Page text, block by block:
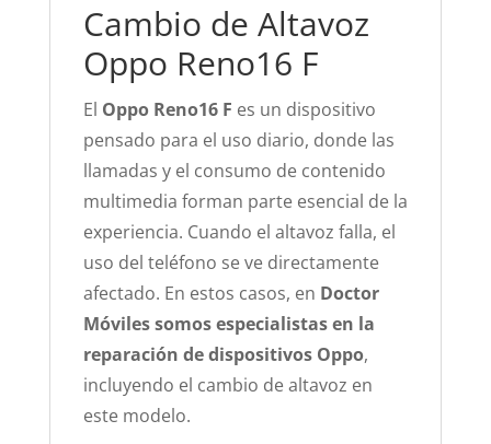
Cambio de Altavoz
Oppo Reno16 F
El Oppo Reno16 F es un dispositivo
pensado para el uso diario, donde las
llamadas y el consumo de contenido
multimedia forman parte esencial de la
experiencia. Cuando el altavoz falla, el
uso del teléfono se ve directamente
afectado. En estos casos, en Doctor
Móviles somos especialistas en la
reparación de dispositivos Oppo,
incluyendo el cambio de altavoz en
este modelo.